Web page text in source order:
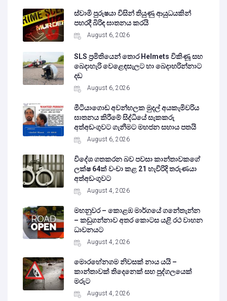
ස්වාමි පුරුෂයා විසින් තියුණු ආයුධයකින්
පහරදී බිරිඳ ඝාතනය කරයි
August 6, 2026
SLS ප්‍රමිතියෙන් තොර Helmets විකිණූ සහ
බෙදාහැරි වෙළෙඳසැලට හා බෙදාහරින්නාට
දඩ
August 6, 2026
මීටියාගොඩ අවන්හලක මුදල් අයකැමිවරිය
ඝාතනය කිරීමේ සිද්ධියේ සැකකරු
අත්අඩංගුවට ගැනීමට මහජන සහාය පතයි
August 6, 2026
විදේශ ගතකරන බව පවසා කාන්තාවකගේ
ලක්ෂ 64ක් වංචා කළ 21 හැවිරිදි තරුණයා
අත්අඩංගුවට
August 4, 2026
මහනුවර – කොළඹ මාර්ගයේ ගනේතැන්න
– කඩුගන්නාව අතර කොටස යළි රථ වාහන
ධාවනයට
August 4, 2026
මොරහේනගම නිවසක් නාය යයි –
කාන්තාවක් තිදෙනෙක් සහ පුද්ගලයෙක්
මරුට
August 4, 2026